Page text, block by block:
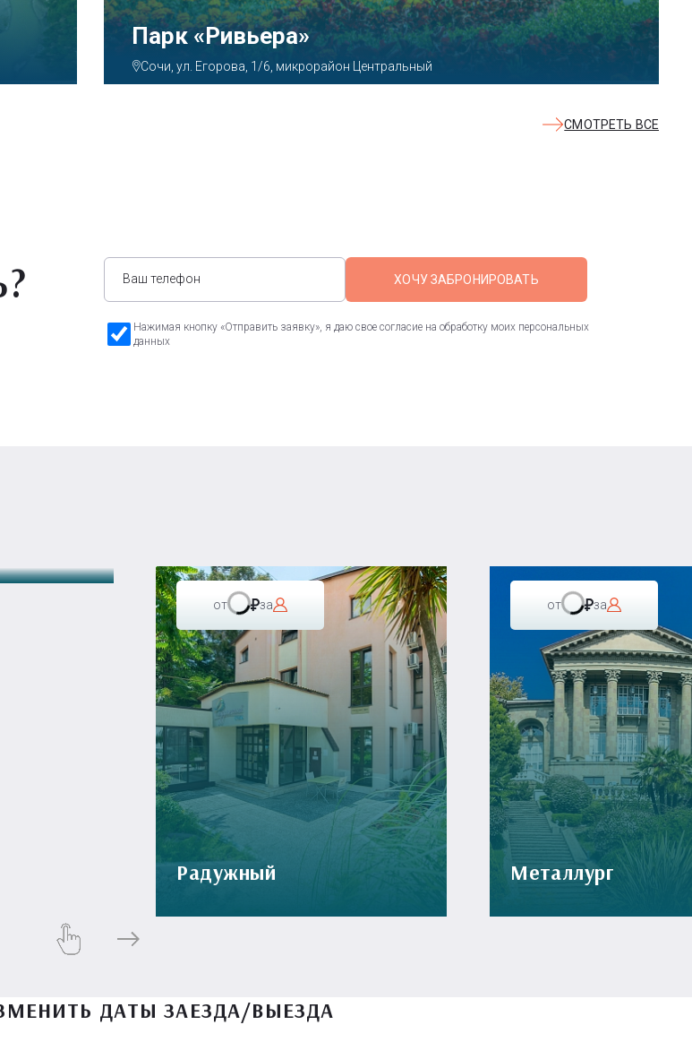
Аквапарк «АКВАЛОО»
Сочи, ул. Декабристов, 78б
СМОТРЕТЬ ВСЕ
ХОЧУ ЗАБРОНИРОВАТЬ
Нажимая кнопку «Отправить заявку», я даю свое согласие на обработку моих персональных
данных
от за
Радужный
от за
Металлург
ДАТЫ ЗАЕЗДА/ВЫЕЗДА